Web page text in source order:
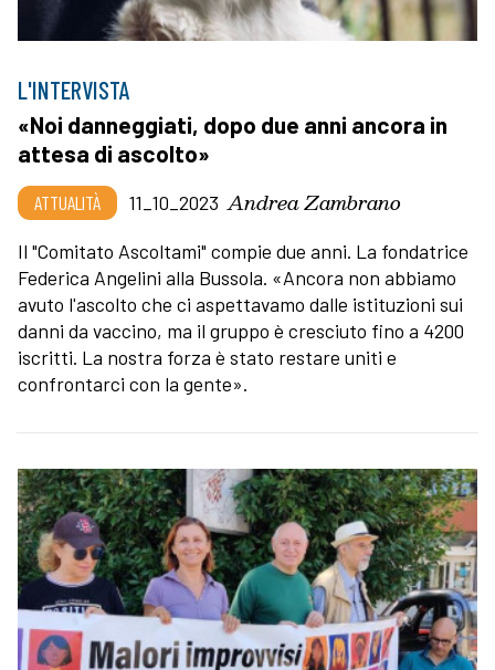
L'INTERVISTA
«Noi danneggiati, dopo due anni ancora in
attesa di ascolto»
ATTUALITÀ 11_10_2023 Andrea Zambrano
Il "Comitato Ascoltami" compie due anni. La fondatrice
Federica Angelini alla Bussola. «Ancora non abbiamo
avuto l'ascolto che ci aspettavamo dalle istituzioni sui
danni da vaccino, ma il gruppo è cresciuto fino a 4200
iscritti. La nostra forza è stato restare uniti e
confrontarci con la gente».